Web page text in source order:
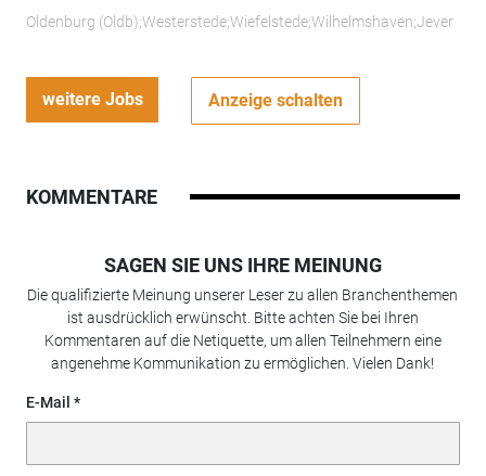
Oldenburg (Oldb);Westerstede;Wiefelstede;Wilhelmshaven;Jever
weitere Jobs Anzeige schalten
KOMMENTARE
SAGEN SIE UNS IHRE MEINUNG
Die qualifizierte Meinung unserer Leser zu allen Branchenthemen
ist ausdrücklich erwünscht. Bitte achten Sie bei Ihren
Kommentaren auf die Netiquette, um allen Teilnehmern eine
angenehme Kommunikation zu ermöglichen. Vielen Dank!
E-Mail